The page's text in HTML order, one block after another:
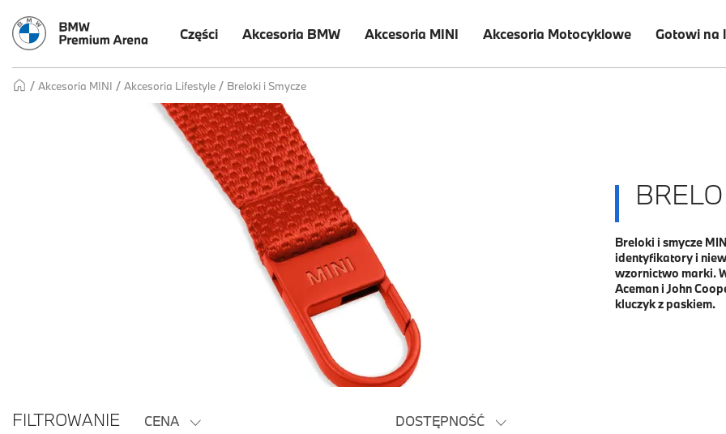
Części Akcesoria BMW Akcesoria MINI Akcesoria Motocyklowe Gotowi na
Akcesoria MINI Akcesoria Lifestyle Breloki i Smycze
Breloki i smycze
identyfikatory i
wzornictwo marki.
Aceman i John
kluczyk z paskiem.
FILTROWANIE CENA DOSTĘPNOŚĆ